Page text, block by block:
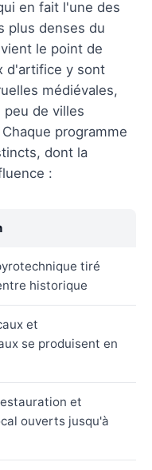
en fait l'une des
plus denses du
le point de
d'artifice y sont
médiévales,
de villes
programme
dont la
:
tiré
historique
et
se produisent en
et
ouverts jusqu'à